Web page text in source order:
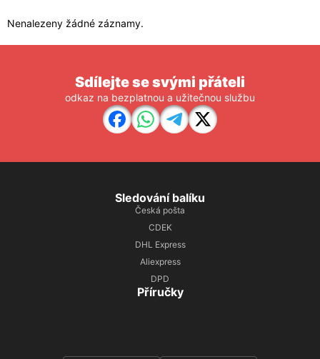
Nenalezeny žádné záznamy.
Sdílejte se svými přáteli
odkaz na bezplatnou a užitečnou službu
Sledování balíku
Česká pošta
CDEK
DHL Express
Aliexpress
DPD
Příručky